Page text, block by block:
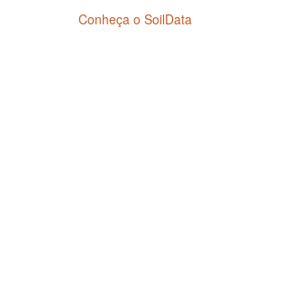
Conheça o SoilData